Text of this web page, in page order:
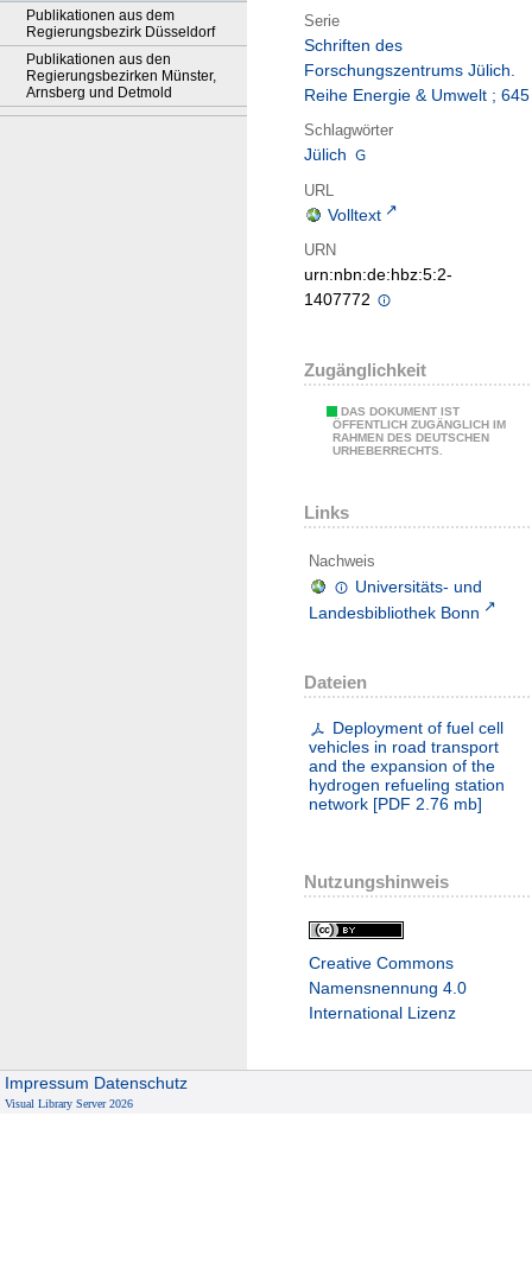
Publikationen aus dem
Regierungsbezirk Düsseldorf
Publikationen aus den
Regierungsbezirken Münster,
Arnsberg und Detmold
Serie
Schriften des
Forschungszentrums Jülich.
Reihe Energie & Umwelt ; 645
Schlagwörter
Jülich
URL
Volltext
URN
urn:nbn:de:hbz:5:2-
1407772
Zugänglichkeit
DAS DOKUMENT IST
ÖFFENTLICH ZUGÄNGLICH IM
RAHMEN DES DEUTSCHEN
URHEBERRECHTS.
Links
Nachweis
Universitäts- und
Landesbibliothek Bonn
Dateien
Deployment of fuel cell
vehicles in road transport
and the expansion of the
hydrogen refueling station
network [PDF 2.76 mb]
Nutzungshinweis
Creative Commons
Namensnennung 4.0
International Lizenz
Impressum Datenschutz
Visual Library Server 2026